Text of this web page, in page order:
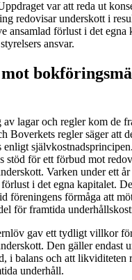
var att reda ut
redovisar underskott i
ansamlad förlust i det egna
ansvar.
av lagar och regler kom de
Boverkets regler säger att
enligt
stöd för ett förbud mot
Varken under ett
i det egna kapitalet.
föreningens förmåga att
för framtida
gav ett tydligt villkor
Den gäller endast
i balans och att likviditeten
underhåll.